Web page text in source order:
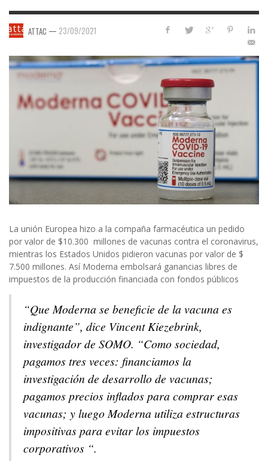
ATTAC — 23/09/2021
La unión Europea hizo a la compaña farmacéutica un pedido
por valor de $10.300 millones de vacunas contra el coronavirus,
mientras los Estados Unidos pidieron vacunas por valor de $
7.500 millones. Así Moderna embolsará ganancias libres de
impuestos de la producción financiada con fondos públicos
“Que Moderna se beneficie de la vacuna es
indignante”, dice Vincent Kiezebrink,
investigador de SOMO. “Como sociedad,
pagamos tres veces: financiamos la
investigación de desarrollo de vacunas;
pagamos precios inflados para comprar esas
vacunas; y luego Moderna utiliza estructuras
impositivas para evitar los impuestos
corporativos “.